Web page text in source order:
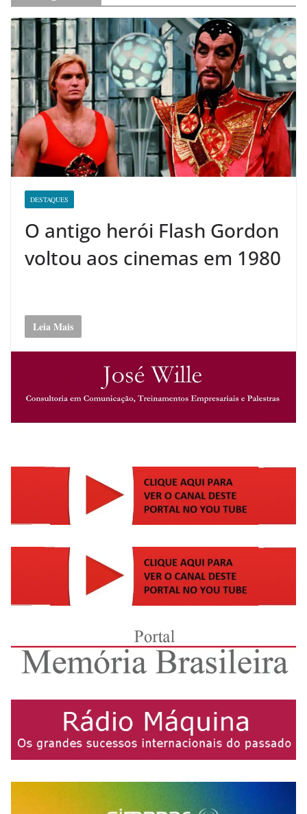
DESTAQUES
O antigo herói Flash Gordon
voltou aos cinemas em 1980
Leia Mais